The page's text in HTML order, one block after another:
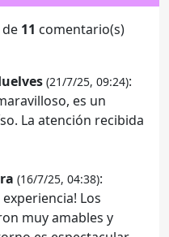
de 11 comentario(s)
(21/7/25, 09:24):
es un
La atención recibida
(16/7/25, 04:38):
Los
muy amables y